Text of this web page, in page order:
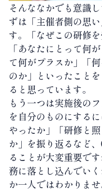
そんななかでも意識
ずは「主催者側の思
す。「なぜこの研修
「あなたにとって何
て何がプラスか」「
のか」といったこと
ると思っています。
もう一つは実施後の
を自分のものにする
やったか」「研修と
か」を振り返るなど
ることが大変重要で
務に落とし込んでい
か一人ではわかりませ